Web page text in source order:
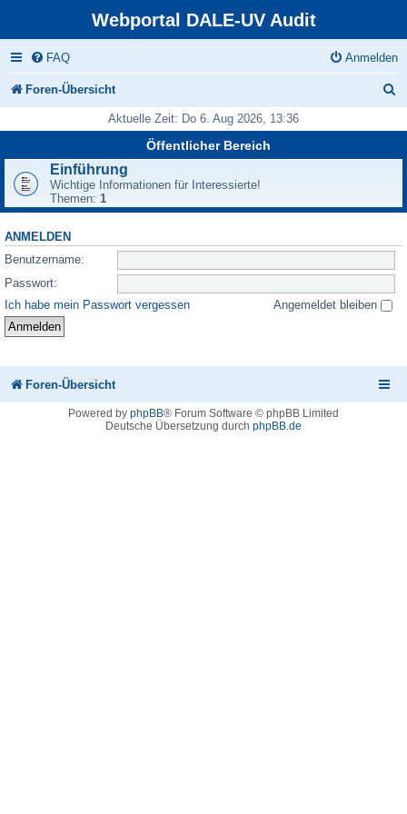
Webportal DALE-UV Audit
FAQ Anmelden
Foren-Übersicht
Aktuelle Zeit: Do 6. Aug 2026, 13:36
Öffentlicher Bereich
Einführung
Wichtige Informationen für Interessierte!
Themen: 1
ANMELDEN
Benutzername:
Passwort:
Ich habe mein Passwort vergessen
Angemeldet bleiben
Foren-Übersicht
Powered by phpBB® Forum Software © phpBB Limited
Deutsche Übersetzung durch phpBB.de